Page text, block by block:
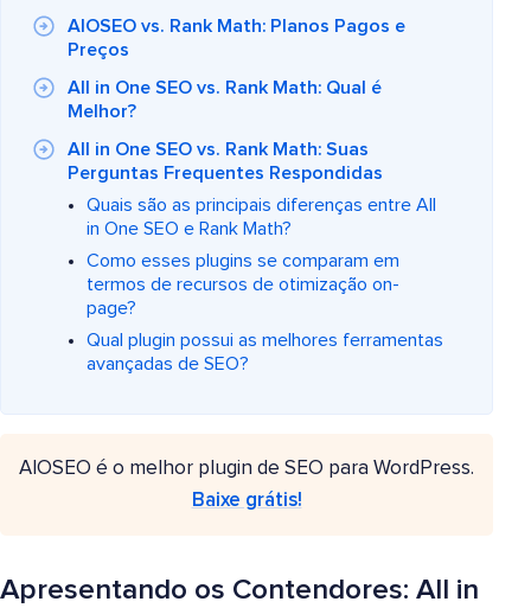
AIOSEO vs. Rank Math: Planos Pagos e
Preços
All in One SEO vs. Rank Math: Qual é
Melhor?
All in One SEO vs. Rank Math: Suas
Perguntas Frequentes Respondidas
Quais são as principais diferenças entre All
in One SEO e Rank Math?
Como esses plugins se comparam em
termos de recursos de otimização on-
page?
Qual plugin possui as melhores ferramentas
avançadas de SEO?
AIOSEO é o melhor plugin de SEO para WordPress.
Baixe grátis!
Apresentando os Contendores: All in